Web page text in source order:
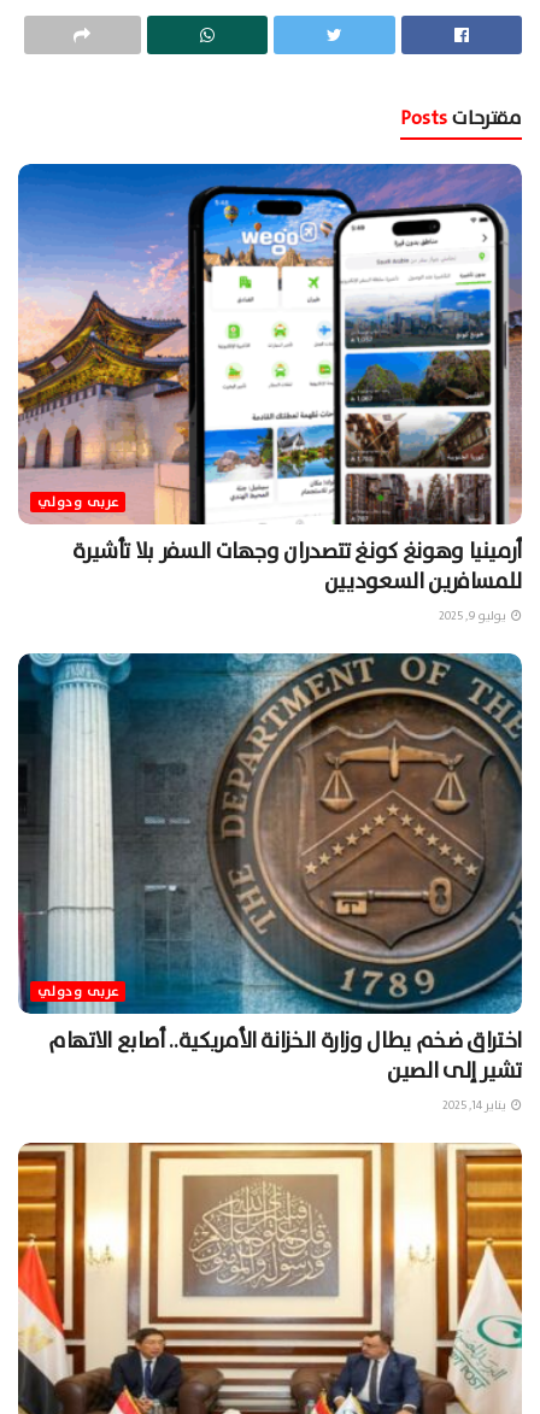
مقترحات
عربى ودولي
أرمينيا وهونغ كونغ تتصدران وجهات السفر بلا تأشيرة
للمسافرين السعوديين
يوليو 9, 2025
عربى ودولي
اختراق ضخم يطال وزارة الخزانة الأمريكية.. أصابع الاتهام
تشير إلى الصين
يناير 14, 2025